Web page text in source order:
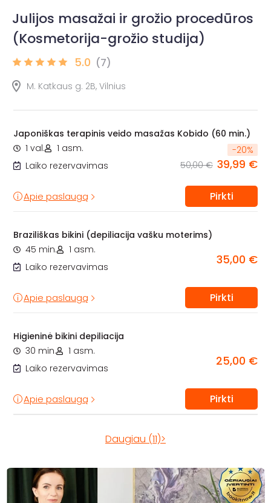
Julijos masažai ir grožio procedūros
(Kosmetorija-grožio studija)
5.0 (7)
M. Katkaus g. 2B, Vilnius
Japoniškas terapinis veido masažas Kobido (60 min.)
1 val.
1 asm.
Laiko rezervavimas
-20%
50,00 € 39,99 €
Apie paslaugą Pirkti
Braziliškas bikini (depiliacija vašku moterims)
45 min.
1 asm.
Laiko rezervavimas
35,00 €
Apie paslaugą Pirkti
Higieninė bikini depiliacija
30 min.
1 asm.
Laiko rezervavimas
25,00 €
Apie paslaugą Pirkti
Daugiau (11)>